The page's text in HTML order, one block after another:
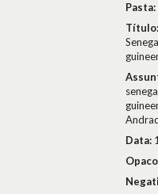
Pasta:
Título:
Data: